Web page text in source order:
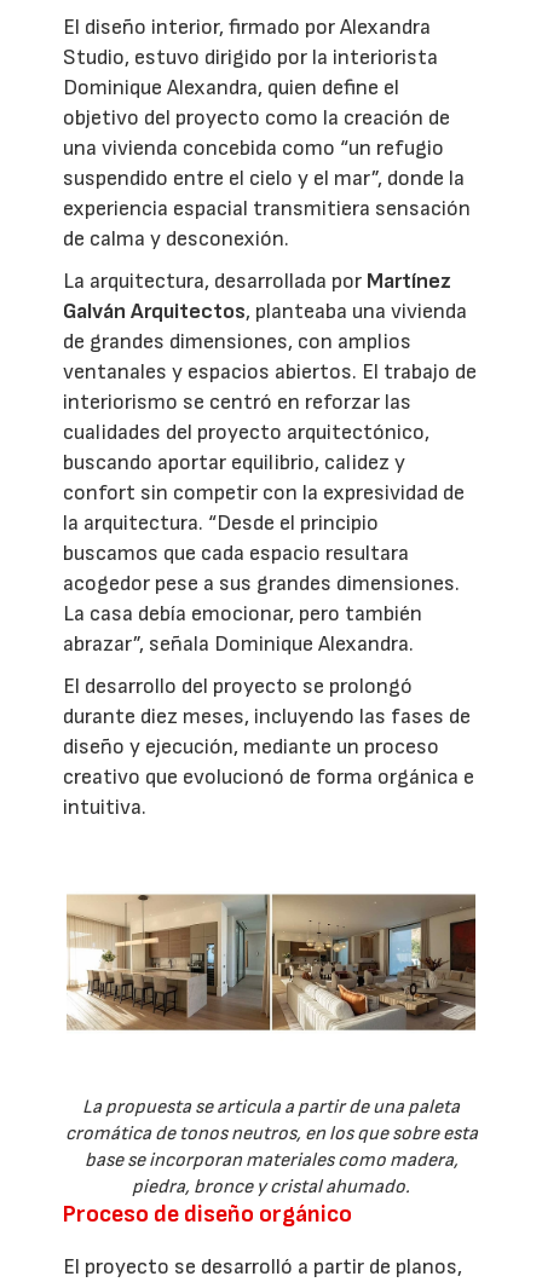
El diseño interior, firmado por Alexandra
Studio, estuvo dirigido por la interiorista
Dominique Alexandra, quien define el
objetivo del proyecto como la creación de
una vivienda concebida como “un refugio
suspendido entre el cielo y el mar”, donde la
experiencia espacial transmitiera sensación
de calma y desconexión.
La arquitectura, desarrollada por Martínez
Galván Arquitectos, planteaba una vivienda
de grandes dimensiones, con amplios
ventanales y espacios abiertos. El trabajo de
interiorismo se centró en reforzar las
cualidades del proyecto arquitectónico,
buscando aportar equilibrio, calidez y
confort sin competir con la expresividad de
la arquitectura. “Desde el principio
buscamos que cada espacio resultara
acogedor pese a sus grandes dimensiones.
La casa debía emocionar, pero también
abrazar”, señala Dominique Alexandra.
El desarrollo del proyecto se prolongó
durante diez meses, incluyendo las fases de
diseño y ejecución, mediante un proceso
creativo que evolucionó de forma orgánica e
intuitiva.
La propuesta se articula a partir de una paleta
cromática de tonos neutros, en los que sobre esta
base se incorporan materiales como madera,
piedra, bronce y cristal ahumado.
Proceso de diseño orgánico
El proyecto se desarrolló a partir de planos,